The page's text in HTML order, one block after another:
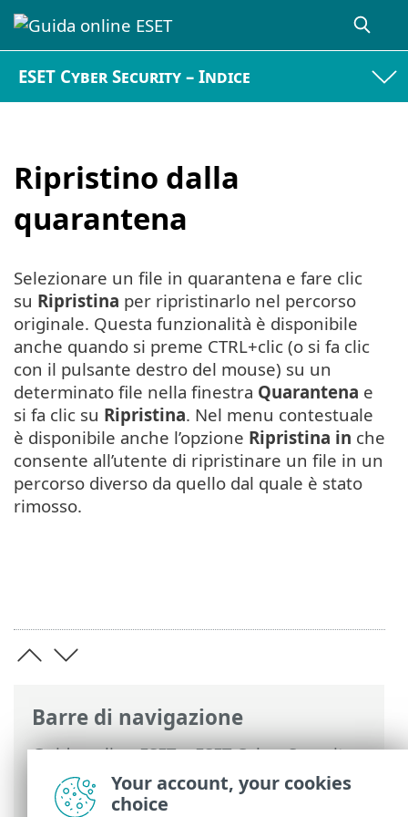
ESET Cyber Security – Indice
Ripristino dalla
quarantena
Barre di navigazione
Guida online ESET>ESET Cyber Security
Utilizzo di ESET Cyber Security>
Strumenti>Quarantena> Ripristino
Selezionare un file in quarantena e fare clic
su Ripristina per ripristinarlo nel percorso
originale. Questa funzionalità è disponibile
anche quando si preme CTRL+clic (o si fa clic
con il pulsante destro del mouse) su un
determinato file nella finestra Quarantena e
si fa clic su Ripristina. Nel menu contestuale
è disponibile anche l’opzione Ripristina in che
consente all’utente di ripristinare un file in un
percorso diverso da quello dal quale è stato
rimosso.
Your account, your cookies
choice